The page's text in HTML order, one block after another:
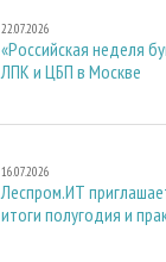
22.07.2026
«Российская неделя
ЛПК и ЦБП в Москве
16.07.2026
Леспром.ИТ
итоги полугодия и